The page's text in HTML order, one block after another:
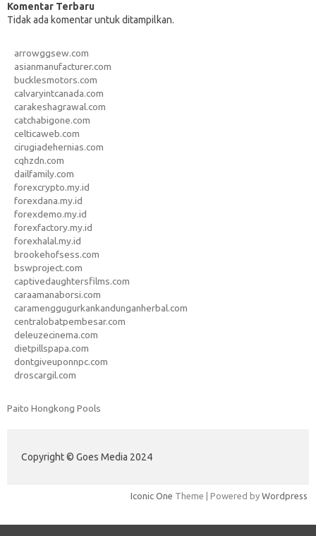
Komentar Terbaru
Tidak ada komentar untuk ditampilkan.
arrowggsew.com
asianmanufacturer.com
bucklesmotors.com
calvaryintcanada.com
carakeshagrawal.com
catchabigone.com
celticaweb.com
cirugiadehernias.com
cqhzdn.com
dailfamily.com
forexcrypto.my.id
forexdana.my.id
forexdemo.my.id
forexfactory.my.id
forexhalal.my.id
brookehofsess.com
bswproject.com
captivedaughtersfilms.com
caraamanaborsi.com
caramenggugurkankandunganherbal.com
centralobatpembesar.com
deleuzecinema.com
dietpillspapa.com
dontgiveuponnpc.com
droscargil.com
Paito Hongkong Pools
Copyright © Goes Media 2024
Iconic One Theme | Powered by Wordpress